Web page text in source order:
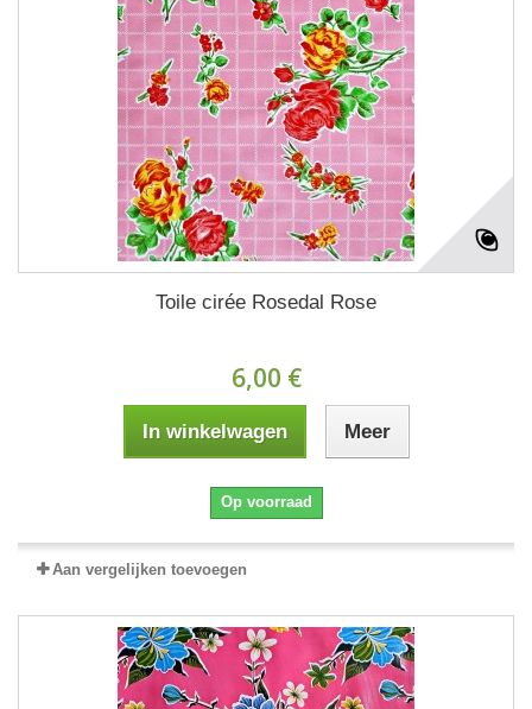
Toile cirée Rosedal Rose
6,00 €
In winkelwagen Meer
Op voorraad
Aan vergelijken toevoegen